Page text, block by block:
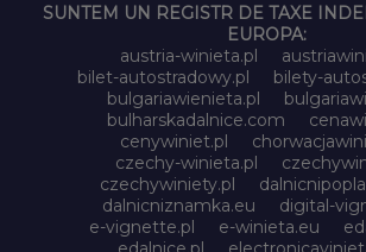
SUNTEM UN REGISTR DE TAXE
EUROPA:
austria-winieta.pl
bilet-autostradowy.pl
bilety-
bulgariawienieta.pl
bulharskadalnice.com
cenywiniet.pl
czechy-winieta.pl
czechywiniety.pl
dalnicniznamka.eu
digital-
e-vignette.pl
e-winieta.eu